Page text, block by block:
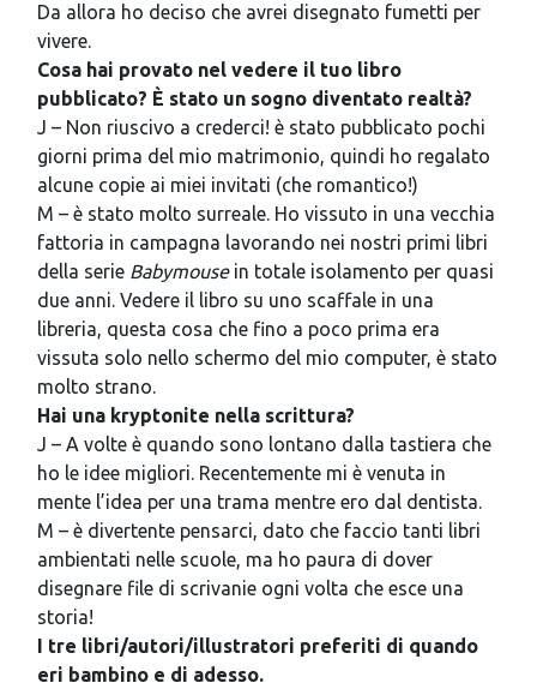
Da allora ho deciso che avrei disegnato fumetti per
vivere.
Cosa hai provato nel vedere il tuo libro
pubblicato? È stato un sogno diventato realtà?
J – Non riuscivo a crederci! è stato pubblicato pochi
giorni prima del mio matrimonio, quindi ho regalato
alcune copie ai miei invitati (che romantico!)
M – è stato molto surreale. Ho vissuto in una vecchia
fattoria in campagna lavorando nei nostri primi libri
della serie Babymousein totale isolamento per quasi
due anni. Vedere il libro su uno scaffale in una
libreria, questa cosa che fino a poco prima era
vissuta solo nello schermo del mio computer, è stato
molto strano.
Hai una kryptonite nella scrittura?
J – A volte è quando sono lontano dalla tastiera che
ho le idee migliori. Recentemente mi è venuta in
mente l’idea per una trama mentre ero dal dentista.
M – è divertente pensarci, dato che faccio tanti libri
ambientati nelle scuole, ma ho paura di dover
disegnare file di scrivanie ogni volta che esce una
storia!
I tre libri/autori/illustratori preferiti di quando
eri bambino e di adesso.